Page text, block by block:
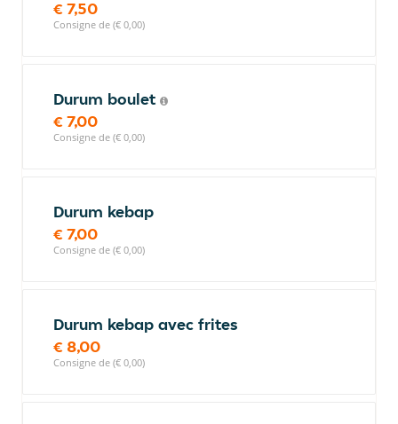
€ 7,50
Consigne de (€ 0,00)
Durum boulet
€ 7,00
Consigne de (€ 0,00)
Durum kebap
€ 7,00
Consigne de (€ 0,00)
Durum kebap avec frites
€ 8,00
Consigne de (€ 0,00)